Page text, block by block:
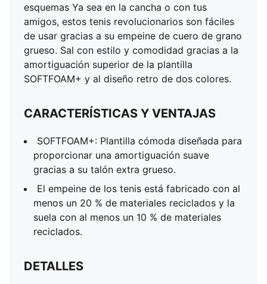
esquemas Ya sea en la cancha o con tus
amigos, estos tenis revolucionarios son fáciles
de usar gracias a su empeine de cuero de grano
grueso. Sal con estilo y comodidad gracias a la
amortiguación superior de la plantilla
SOFTFOAM+ y al diseño retro de dos colores.
CARACTERÍSTICAS Y VENTAJAS
SOFTFOAM+: Plantilla cómoda diseñada para
proporcionar una amortiguación suave
gracias a su talón extra grueso.
El empeine de los tenis está fabricado con al
menos un 20 % de materiales reciclados y la
suela con al menos un 10 % de materiales
reciclados.
DETALLES